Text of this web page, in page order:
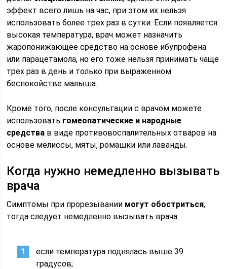
эффект всего лишь на час, при этом их нельзя
использовать более трех раз в сутки. Если появляется
высокая температура, врач может назначить
жаропонижающее средство на основе ибупрофена
или парацетамола, но его тоже нельзя принимать чаще
трех раз в день и только при выраженном
беспокойстве малыша.
Кроме того, после консультации с врачом можете
использовать гомеопатические и народные
средства в виде противовоспалительных отваров на
основе мелиссы, мяты, ромашки или лаванды.
Когда нужно немедленно вызывать
врача
Симптомы при прорезывании могут обостриться,
тогда следует немедленно вызывать врача:
если температура поднялась выше 39
градусов;